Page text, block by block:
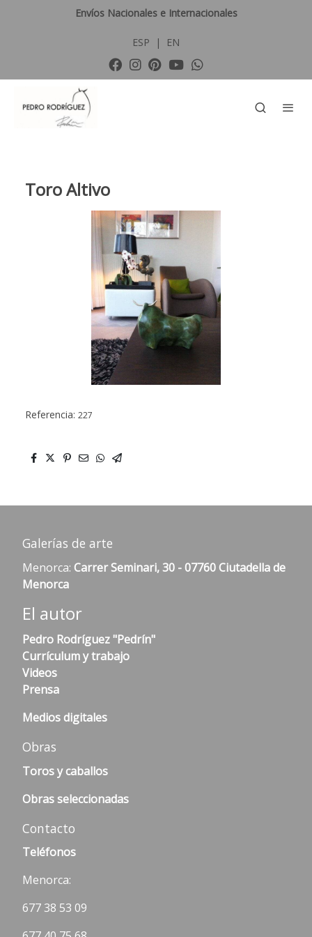
Envíos Nacionales e Internacionales
ESP | EN
Toro Altivo
Referencia: 227
Galerías de arte
Menorca: Carrer Seminari, 30 - 07760 Ciutadella de
Menorca
El autor
Pedro Rodríguez "Pedrín"
Currículum y trabajo
Videos
Prensa
Medios digitales
Obras
Toros y caballos
Obras seleccionadas
Contacto
Teléfonos
Menorca:
677 38 53 09